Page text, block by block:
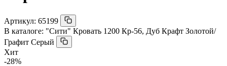
Артикул: 65199
В каталоге: "Сити" Кровать 1200 Кр-56, Дуб Крафт Золотой/
Графит Серый
Хит
-28%